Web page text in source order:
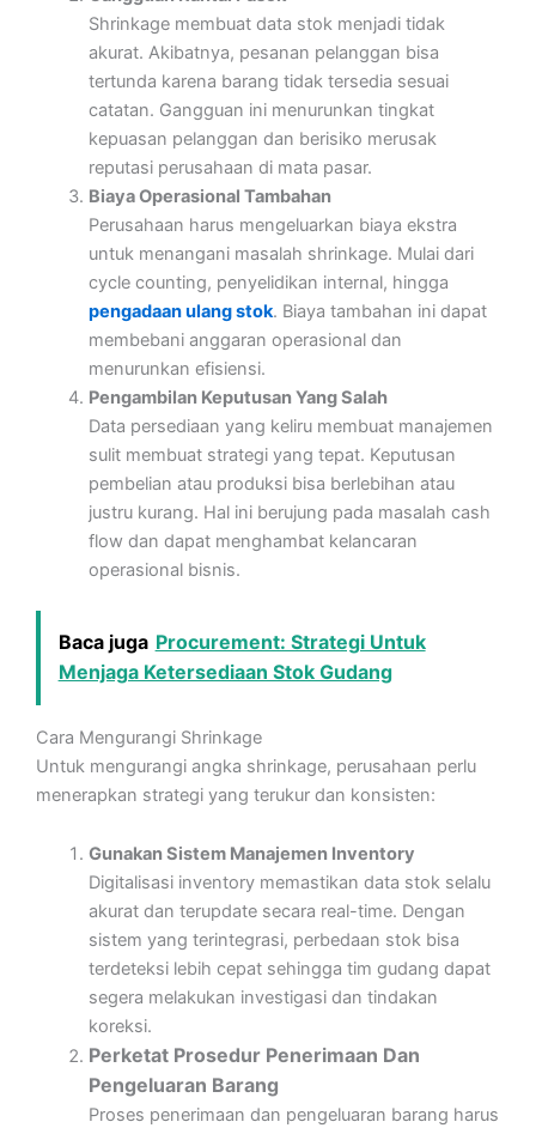
Shrinkage membuat data stok menjadi tidak
akurat. Akibatnya, pesanan pelanggan bisa
tertunda karena barang tidak tersedia sesuai
catatan. Gangguan ini menurunkan tingkat
kepuasan pelanggan dan berisiko merusak
reputasi perusahaan di mata pasar.
Biaya Operasional Tambahan
Perusahaan harus mengeluarkan biaya ekstra
untuk menangani masalah shrinkage. Mulai dari
cycle counting, penyelidikan internal, hingga
pengadaan ulang stok. Biaya tambahan ini dapat
membebani anggaran operasional dan
menurunkan efisiensi.
Pengambilan Keputusan Yang Salah
Data persediaan yang keliru membuat manajemen
sulit membuat strategi yang tepat. Keputusan
pembelian atau produksi bisa berlebihan atau
justru kurang. Hal ini berujung pada masalah cash
flow dan dapat menghambat kelancaran
operasional bisnis.
Baca juga Procurement: Strategi Untuk
Menjaga Ketersediaan Stok Gudang
Cara Mengurangi Shrinkage
Untuk mengurangi angka shrinkage, perusahaan perlu
menerapkan strategi yang terukur dan konsisten:
Gunakan Sistem Manajemen Inventory
Digitalisasi inventory memastikan data stok selalu
akurat dan terupdate secara real-time. Dengan
sistem yang terintegrasi, perbedaan stok bisa
terdeteksi lebih cepat sehingga tim gudang dapat
segera melakukan investigasi dan tindakan
koreksi.
Perketat Prosedur Penerimaan Dan
Pengeluaran Barang
Proses penerimaan dan pengeluaran barang harus